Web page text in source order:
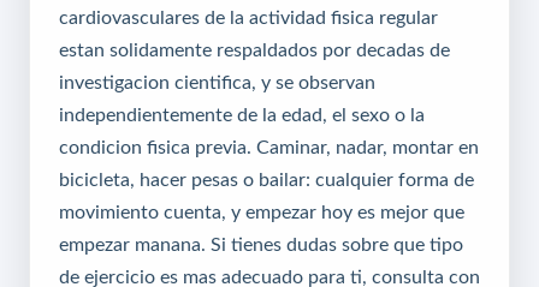
cardiovasculares de la actividad fisica regular
estan solidamente respaldados por decadas de
investigacion cientifica, y se observan
independientemente de la edad, el sexo o la
condicion fisica previa. Caminar, nadar, montar en
bicicleta, hacer pesas o bailar: cualquier forma de
movimiento cuenta, y empezar hoy es mejor que
empezar manana. Si tienes dudas sobre que tipo
de ejercicio es mas adecuado para ti, consulta con